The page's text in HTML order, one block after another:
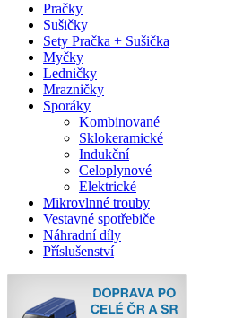
Pračky
Sušičky
Sety Pračka + Sušička
Myčky
Ledničky
Mrazničky
Sporáky
Kombinované
Sklokeramické
Indukční
Celoplynové
Elektrické
Mikrovlnné trouby
Vestavné spotřebiče
Náhradní díly
Příslušenství